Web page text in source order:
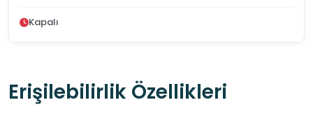
Kapalı
Erişilebilirlik Özellikleri